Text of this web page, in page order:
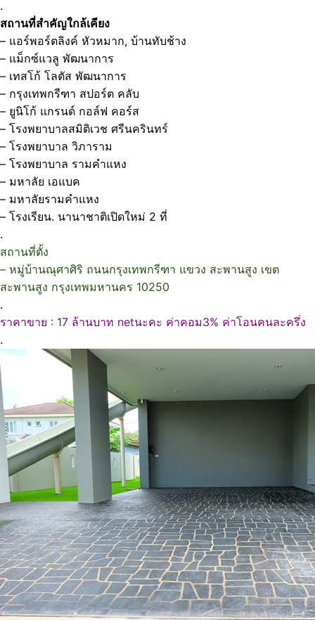
.
สถานที่สำคัญใกล้เคียง
– แอร์พอร์ตลิงค์ หัวหมาก, บ้านทับช้าง
– แม็กซ์แวลู พัฒนาการ
– เทสโก้ โลตัส พัฒนาการ
– กรุงเทพกรีฑา สปอร์ต คลับ
– ยูนิโก้ แกรนด์ กอล์ฟ คอร์ส
– โรงพยาบาลสมิติเวช ศรีนครินทร์
– โรงพยาบาล วิภาราม
– โรงพยาบาล รามคำแหง
– มหาลัย เอแบค
– มหาลัยรามคำแหง
– โรงเรียน. นานาชาติเปิดใหม่ 2 ที่
.
สถานที่ตั้ง
– หมู่บ้านณุศาศิริ ถนนกรุงเทพกรีฑา แขวง สะพานสูง เขต
สะพานสูง กรุงเทพมหานคร 10250
.
ราคาขาย : 17 ล้านบาท netนะคะ ค่าคอม3% ค่าโอนคนละครึ่ง
.